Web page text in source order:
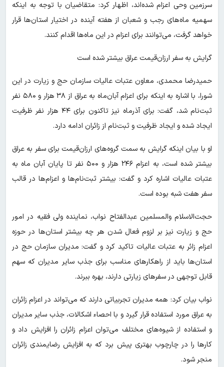
سرزمین وحی اعزام شده‌اند، اظهار کرد: متقاضیان با توجه به اینکه
سهمیه ماه‌های رجب و شعبان از هفته آینده در اختیار استان‌ها قرار
خواهد گرفت، می‌توانند برای اعزام در این ماه‌ها اقدام کنند.
گرایش به سفر ارزان‌قیمت عراق بیشتر شده است
حمیدرضا محمدی، معاون عتبات عالیات سازمان حج و زیارت در این
شورا، با اشاره به اینکه برای اعزام آبان‌ماه به عراق از ۳۸ هزار و ۵۸۰ نفر
ثبت‌نام شد، گفت: برای آذرماه نیز تاکنون برای ۴۴ هزار نفر ظرفیت
ایجاد شده و ایجاد ظرفیت و ثبت‌نام از زائران ادامه دارد.
او با بیان اینکه گرایش به سمت گروه‌های ارزان‌قیمت برای سفر به عراق
بیشتر شده است، به اعزام ۲۴۶ هزار و ۵۰۰ نفر تا پایان آبان ماه به
عتبات عالیات اشاره کرد و گفت: بیشتر ثبت‌نام‌ها و اعزام‌ها در قالب
سفر هفت شبه بوده است.
حجت‌الاسلام والمسلمین عبدالفتاح نواب، نماینده ولی فقیه در امور
حج و زیارت نیز بر لزوم فعال شدن هر چه بیشتر استان‌ها در حوزه
اعزام زائر به عتبات عالیات تاکید کرد و گفت: مدیران سازمان حج در
استان‌ها باید از راهکارهای مناسب برای جذب سایر مدیران که سهم
قابل توجهی در سفرهای زیارتی دارند، بهره ببرند.
نواب بیان کرد: همه مدیران تجربیاتی دارند که می‌تواند در اعزام زائران
به عراق مورد استفاده قرار گیرد و با احصاء اشکالات، جذب سایر مدیران
و استفاده از شیوه‌های مختلف می‌توان اعزام زائران را افزایش داد و
کارها را در چارچوب بهتری پیش برد که به افزایش رضایمندی زائران
منجر شود.